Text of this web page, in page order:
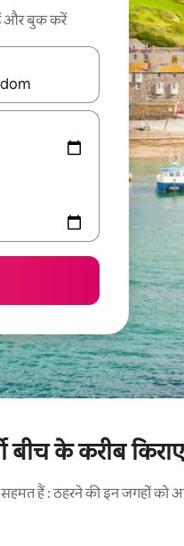
और बुक करें
की' का इस्तेमाल करके नेविगेट करें
बीच के करीब
हैं : ठहरने की इन जगहों को